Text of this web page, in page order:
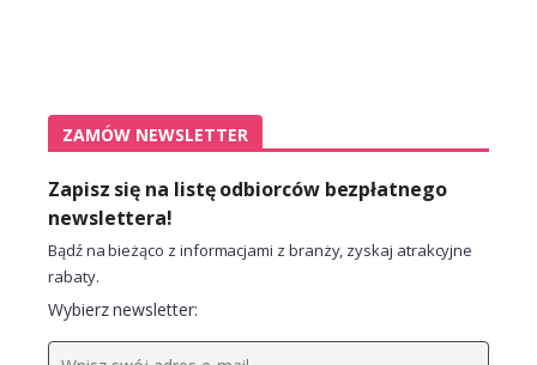
ZAMÓW NEWSLETTER
Zapisz się na listę odbiorców bezpłatnego
newslettera!
Bądź na bieżąco z informacjami z branży, zyskaj atrakcyjne
rabaty.
Wybierz newsletter: